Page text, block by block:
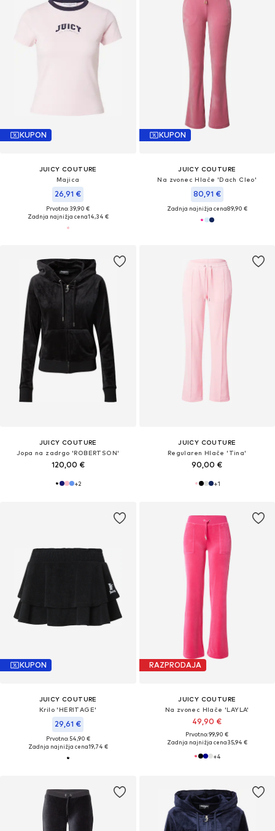
KUPON
JUICY COUTURE
Majica
26,91 €
Prvotno: 39,90 €
Zadnja najnižja cena14,34 €
KUPON
JUICY COUTURE
Na zvonec Hlače 'Dach Cleo'
80,91 €
Zadnja najnižja cena89,90 €
JUICY COUTURE
Jopa na zadrgo 'ROBERTSON'
120,00 €
+2
JUICY COUTURE
Regularen Hlače 'Tina'
90,00 €
+1
KUPON
JUICY COUTURE
Krilo 'HERITAGE'
29,61 €
Prvotno: 54,90 €
Zadnja najnižja cena19,74 €
RAZPRODAJA
JUICY COUTURE
Na zvonec Hlače 'LAYLA'
49,90 €
Prvotno: 99,90 €
Zadnja najnižja cena35,94 €
+4